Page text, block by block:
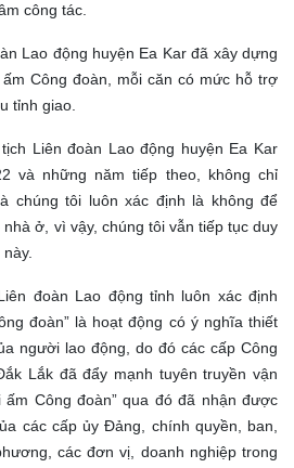
công tác.
Lao động huyện Ea Kar đã xây dựng
Công đoàn, mỗi căn có mức hỗ trợ
tỉnh giao.
Liên đoàn Lao động huyện Ea Kar
và những năm tiếp theo, không chỉ
chúng tôi luôn xác định là không để
ở, vì vậy, chúng tôi vẫn tiếp tục duy
đoàn Lao động tỉnh luôn xác định
đoàn” là hoạt động có ý nghĩa thiết
người lao động, do đó các cấp Công
Lắk đã đẩy mạnh tuyên truyền vận
ấm Công đoàn” qua đó đã nhận được
các cấp ủy Đảng, chính quyền, ban,
các đơn vị, doanh nghiệp trong